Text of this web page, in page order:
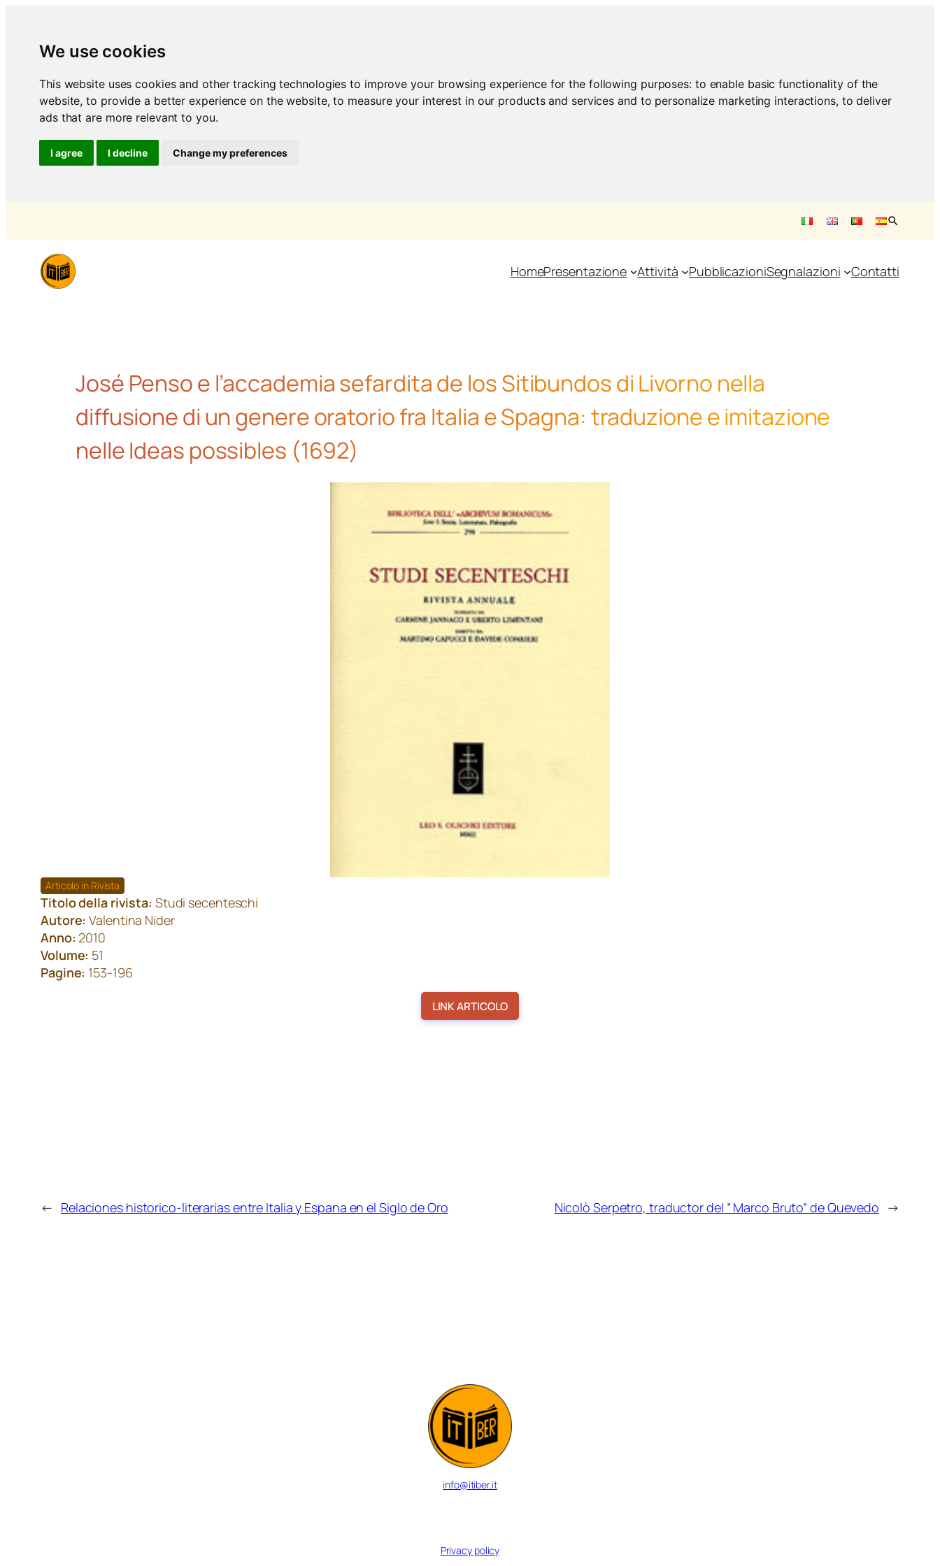
We use cookies
This website uses cookies and other tracking technologies to improve your browsing experience for the following purposes: to enable basic functionality of the
website,to provide a better experience on the website,to measure your interest in our products and services and to personalize marketing interactions, to deliver
ads that are more relevant to you.
I agree I decline Change my preferences
HomePresentazione Attività PubblicazioniSegnalazioni Contatti
José Penso e l’accademia sefardita de los Sitibundos di Livorno nella
diffusione di un genere oratorio fra Italia e Spagna: traduzione e imitazione
nelle Ideas possibles (1692)
Articolo in Rivista
Titolo della rivista: Studi secenteschi
Autore: Valentina Nider
Anno: 2010
Volume: 51
Pagine: 153-196
LINK ARTICOLO
← Relaciones historico-literarias entre Italia y Espana en el Siglo de Oro Nicolò Serpetro, traductor del ” Marco Bruto” de Quevedo →
info@itiber.it
Privacy policy